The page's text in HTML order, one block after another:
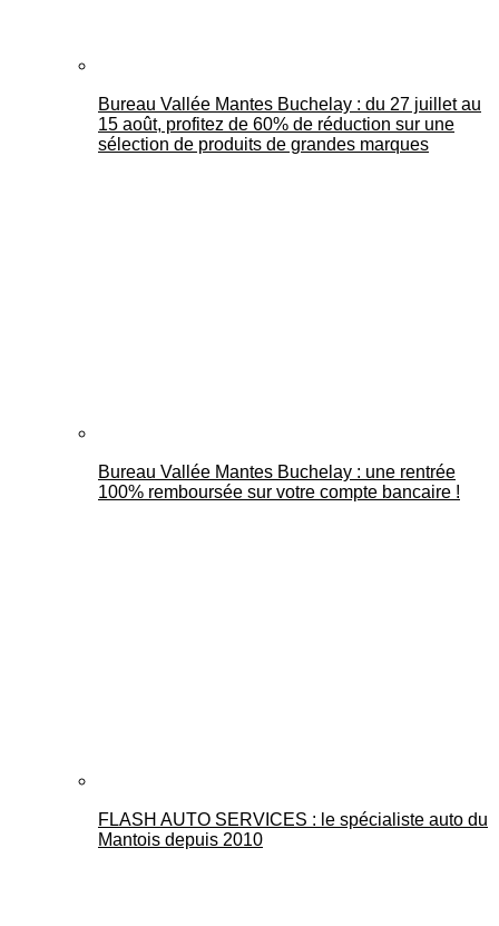
Bureau Vallée Mantes Buchelay : du 27 juillet au
15 août, profitez de 60% de réduction sur une
sélection de produits de grandes marques
Bureau Vallée Mantes Buchelay : une rentrée
100% remboursée sur votre compte bancaire !
FLASH AUTO SERVICES : le spécialiste auto du
Mantois depuis 2010